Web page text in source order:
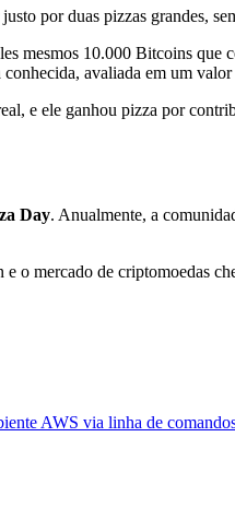
por duas pizzas grandes,
mesmos 10.000 Bitcoins
avaliada em um
e ele ganhou pizza por
Day. Anualmente, a
mercado de criptomoedas
AWS via linha de